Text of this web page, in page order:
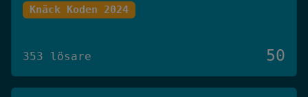
Knäck Koden 2024
353 lösare 50